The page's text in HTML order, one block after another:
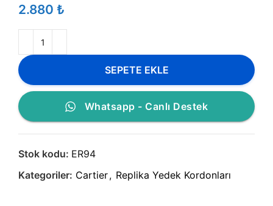
₺
SEPETE EKLE
Whatsapp - Canlı Destek
Stok kodu: ER94
Kategoriler: Cartier, Replika Yedek Kordonları